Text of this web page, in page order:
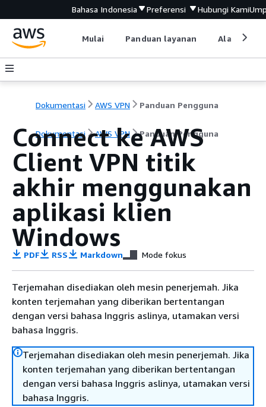
Bahasa Indonesia Preferensi Hubungi Kami
Mulai Panduan layanan Alat
Dokumentasi AWS VPN Panduan Pengguna
Dokumentasi AWS VPN Panduan Pengguna
Connect ke AWS
Client VPN titik
akhir menggunakan
aplikasi klien
Windows
PDF RSS Markdown Mode fokus
Terjemahan disediakan oleh mesin penerjemah. Jika
konten terjemahan yang diberikan bertentangan
dengan versi bahasa Inggris aslinya, utamakan versi
bahasa Inggris.
Terjemahan disediakan oleh mesin penerjemah. Jika
konten terjemahan yang diberikan bertentangan
dengan versi bahasa Inggris aslinya, utamakan versi
bahasa Inggris.